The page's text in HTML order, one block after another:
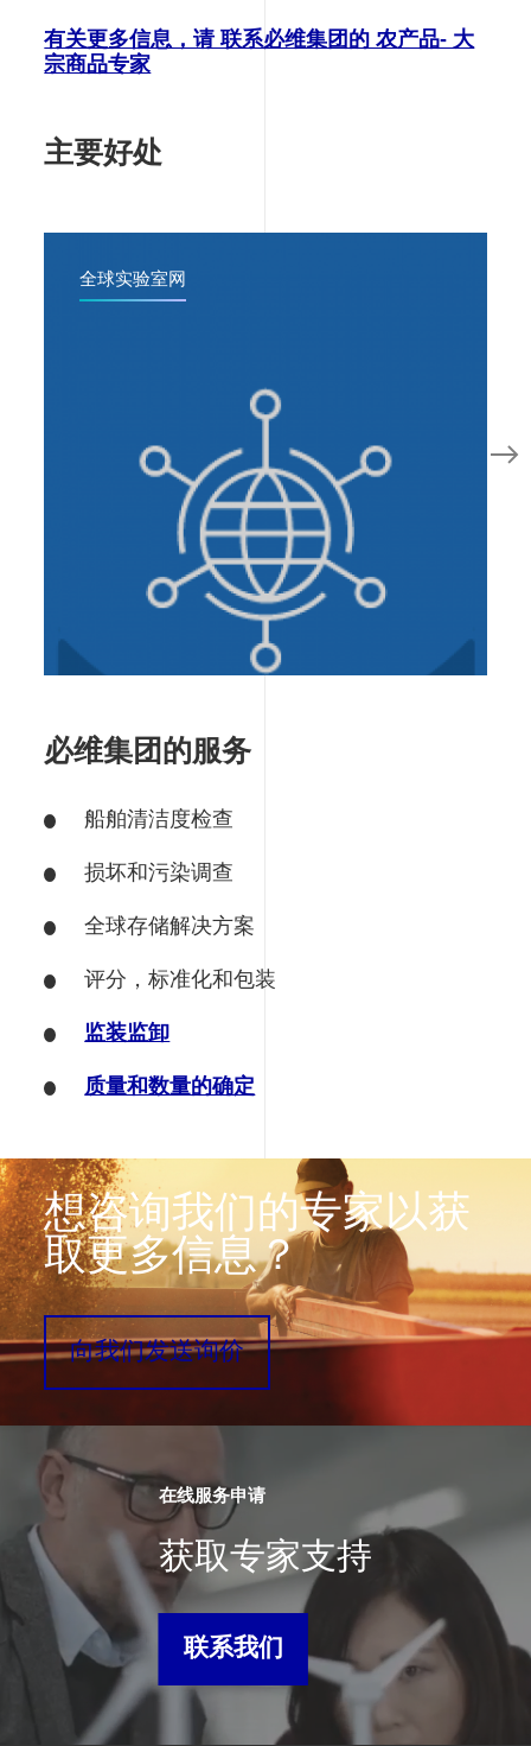
有关更多信息，请 联系必维集团的 农产品- 大
宗商品专家
主要好处
全球实验室网
必维集团的服务
船舶清洁度检查
损坏和污染调查
全球存储解决方案
评分，标准化和包装
监装监卸
质量和数量的确定
想咨询我们的专家以获
取更多信息？
向我们发送询价
在线服务申请
获取专家支持
联系我们